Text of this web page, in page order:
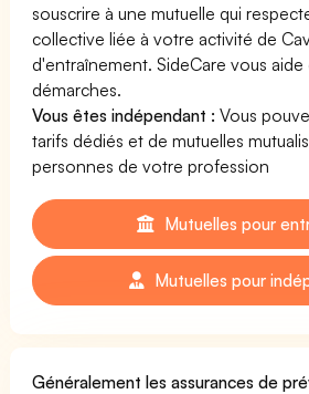
souscrire à une mutuelle qui
collective liée à votre activité de
d'entraînement. SideCare vous aide
démarches.
Vous êtes indépendant : Vous
tarifs dédiés et de mutuelles
personnes de votre profession
Mutuelles pour
Mutuelles pour
Généralement les assurances de